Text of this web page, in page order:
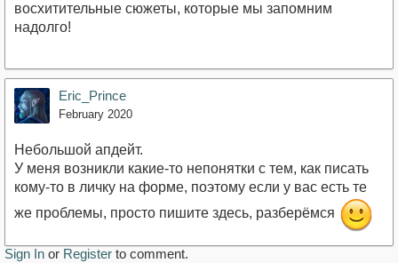
восхитительные сюжеты, которые мы запомним
надолго!
Eric_Prince
February 2020
Небольшой апдейт.
У меня возникли какие-то непонятки с тем, как писать
кому-то в личку на форме, поэтому если у вас есть те
же проблемы, просто пишите здесь, разберёмся
Sign In or Register to comment.